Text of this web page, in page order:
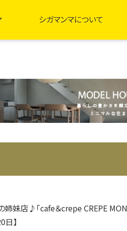
シガマンマについて
姉妹店♪「cafe＆crepe CREPE MON
日】